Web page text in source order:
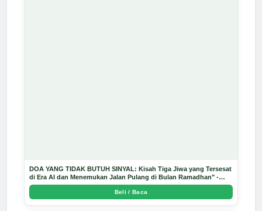
DOA YANG TIDAK BUTUH SINYAL: Kisah Tiga Jiwa yang Tersesat
di Era AI dan Menemukan Jalan Pulang di Bulan Ramadhan" -
Arda Dinata
Beli / Baca